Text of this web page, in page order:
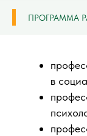
ПРОГРАММА
в